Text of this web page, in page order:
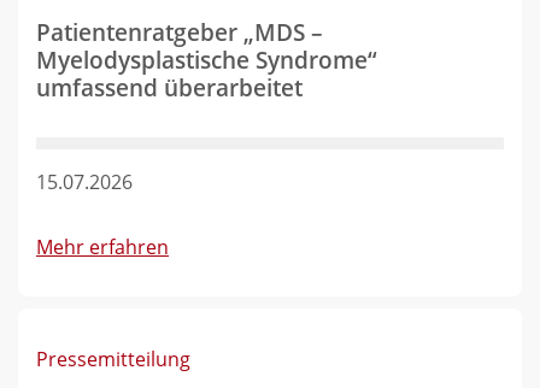
Patientenratgeber „MDS –
Myelodysplastische Syndrome“
umfassend überarbeitet
15.07.2026
Mehr erfahren
Pressemitteilung